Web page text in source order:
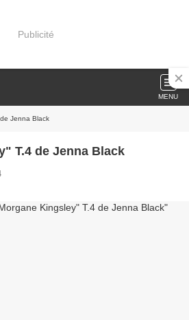
Publicité
MENU
Jenna Black
T.4 de Jenna Black